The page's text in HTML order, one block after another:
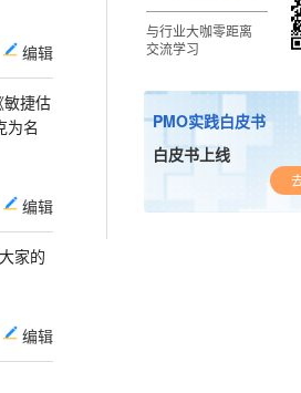
编辑
捷估
为名
编辑
家的
编辑
与行业大咖零距离
交流学习
PMO实践白皮书
白皮书上线